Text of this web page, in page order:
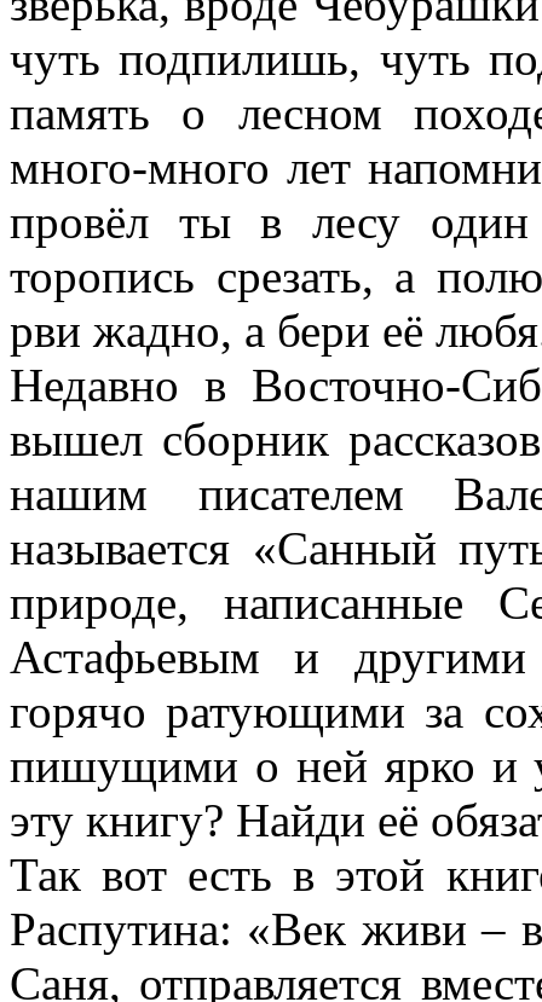
чуть подпилишь, чуть
память о лесном
много-много лет
провёл ты в лесу
торопись срезать, а
рви жадно, а бери её
Недавно в Восточно-
вышел сборник
нашим писателем
называется «Санный
природе, написанные
Астафьевым и другими
горячо ратующими за
пишущими о ней ярко и
эту книгу? Найди её
Так вот есть в этой
Распутина: «Век живи –
Саня, отправляется